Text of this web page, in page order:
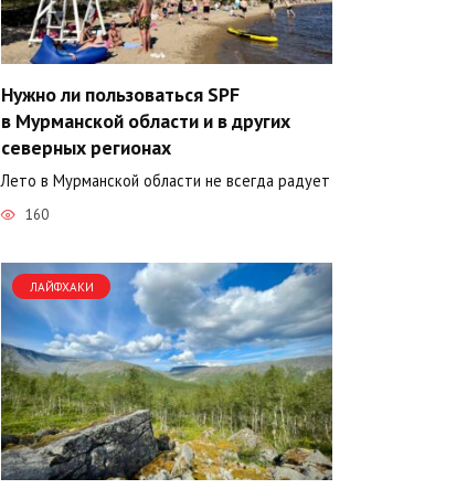
Нужно ли пользоваться SPF
в Мурманской области и в других
северных регионах
Лето в Мурманской области не всегда радует
160
ЛАЙФХАКИ